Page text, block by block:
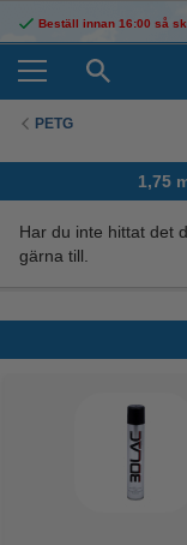
Beställ innan 16:00 så
PETG
1,75
Har du inte hittat det
gärna till.